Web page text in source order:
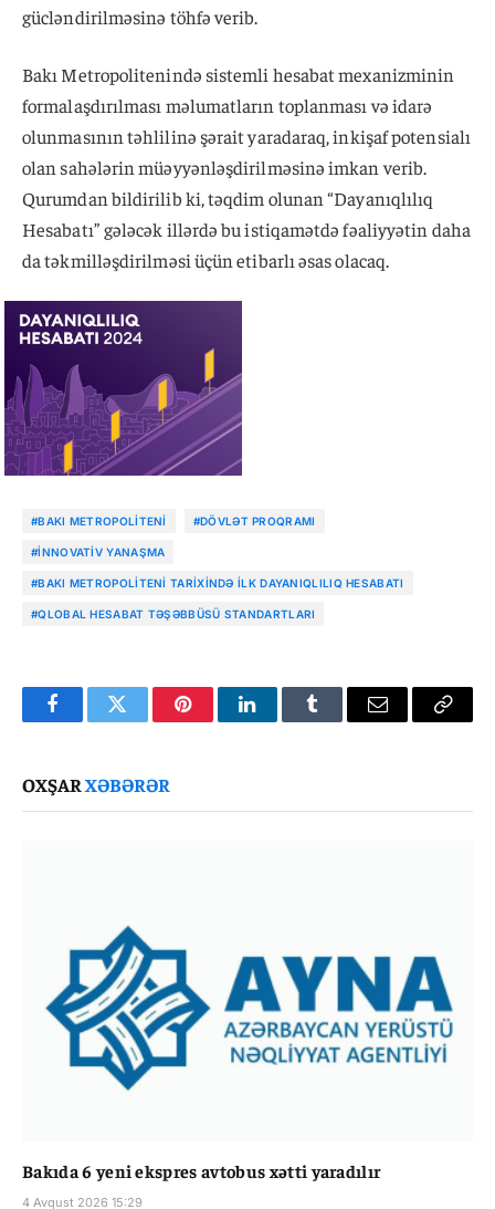
gücləndirilməsinə töhfə verib.
Bakı Metropolitenində sistemli hesabat mexanizminin
formalaşdırılması məlumatların toplanması və idarə
olunmasının təhlilinə şərait yaradaraq, inkişaf potensialı
olan sahələrin müəyyənləşdirilməsinə imkan verib.
Qurumdan bildirilib ki, təqdim olunan “Dayanıqlılıq
Hesabatı” gələcək illərdə bu istiqamətdə fəaliyyətin daha
da təkmilləşdirilməsi üçün etibarlı əsas olacaq.
#BAKI METROPOLITENI #DÖVLƏT PROQRAMI
#İNNOVATIV YANAŞMA
#BAKI METROPOLITENI TARIXINDƏ ILK DAYANIQLILIQ HESABATI
#QLOBAL HESABAT TƏŞƏBBÜSÜ STANDARTLARI
FacebookTwitter PinterestLinkedInTumblr Email
Copy
OXŞARXƏBƏRƏR
Bakıda 6 yeni ekspres avtobus xətti yaradılır
4 Avqust 2026 15:29